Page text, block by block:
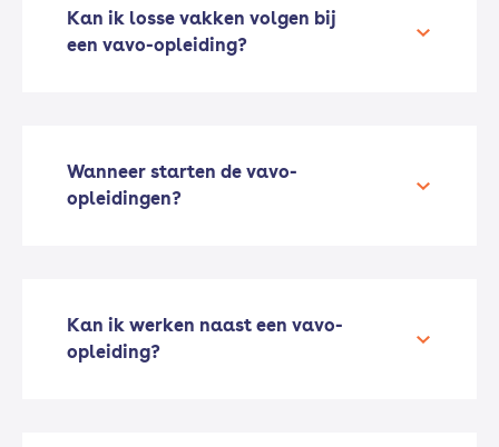
Kan ik losse vakken volgen bij
een vavo-opleiding?
Wanneer starten de vavo-
opleidingen?
Kan ik werken naast een vavo-
opleiding?